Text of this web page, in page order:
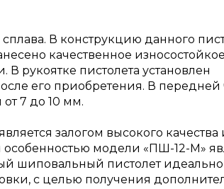
В конструкцию данного
качественное
рукоятке пистолета установлен
его приобретения. В передней
7 до 10 мм.
залогом высокого качества
модели «ПШ-12-М»
шиповальный пистолет
с целью получения